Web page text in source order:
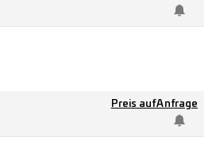
Preis auf Anfrage